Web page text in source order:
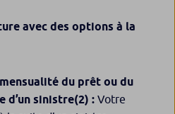
avec des options à la
du prêt ou du
d’un sinistre(2) : Votre